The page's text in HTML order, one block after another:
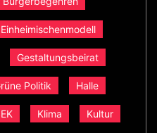
Einheimischenmodell
Gestaltungsbeirat
Politik Halle
Klima Kultur